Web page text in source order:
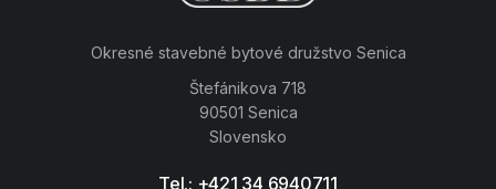
Okresné stavebné bytové družstvo Senica
Štefánikova 718
90501 Senica
Slovensko
Tel.: +421 34 6940711